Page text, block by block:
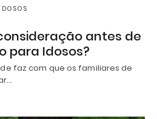
antes de
para Idosos?
faz com que os familiares de